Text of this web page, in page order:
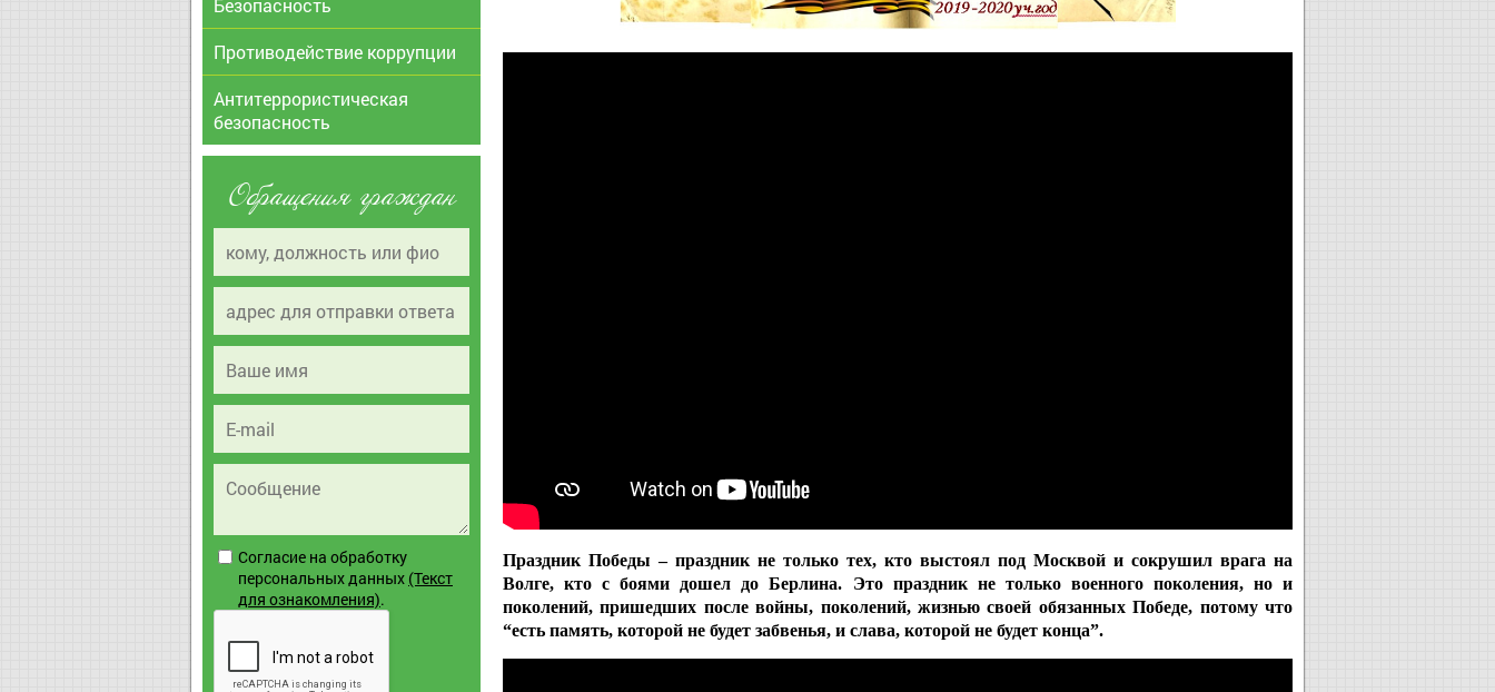
Безопасность
Противодействие коррупции
Антитеррористическая
безопасность
Обращения граждан
Согласие на обработку
персональных данных (Текст
для ознакомления).
Праздник Победы – праздник не только тех, кто выстоял под Москвой и сокрушил врага на
Волге, кто с боями дошел до Берлина. Это праздник не только военного поколения, но и
поколений, пришедших после войны, поколений, жизнью своей обязанных Победе, потому что
“есть память, которой не будет забвенья, и слава, которой не будет конца”.